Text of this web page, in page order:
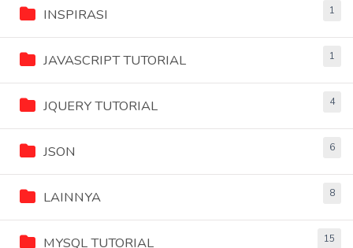
INSPIRASI 1
JAVASCRIPT TUTORIAL 1
JQUERY TUTORIAL 4
JSON 6
LAINNYA 8
MYSQL TUTORIAL 15